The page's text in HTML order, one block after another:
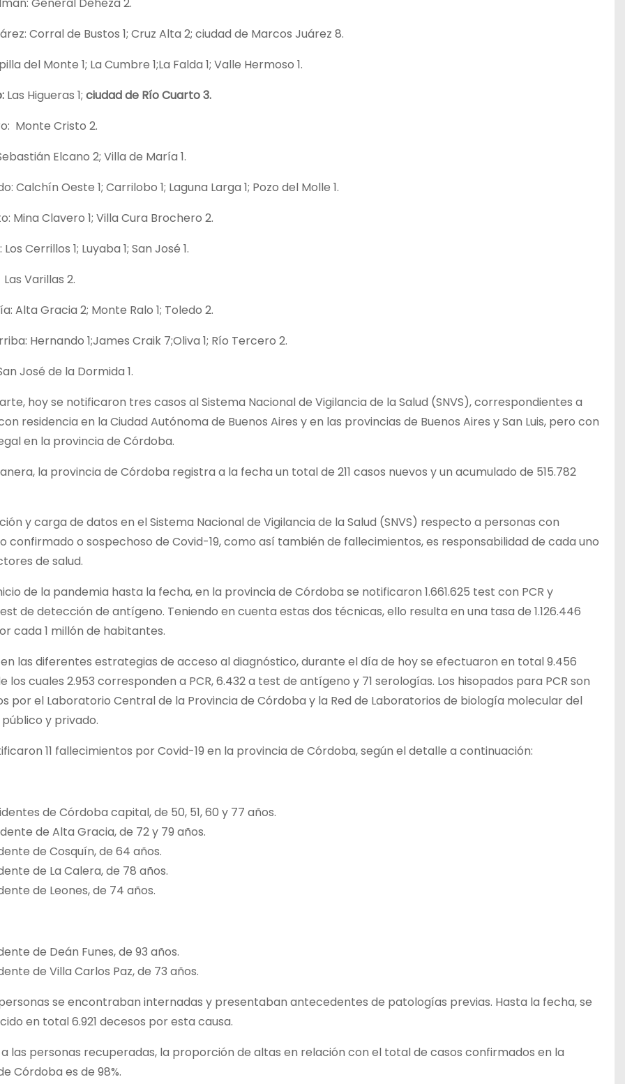
Corral de Bustos 1; Cruz Alta 2; ciudad de Marcos Juárez 8.
del Monte 1; La Cumbre 1;La Falda 1; Valle Hermoso 1.
Las Higueras 1; ciudad de Río Cuarto 3.
Monte Cristo 2.
Elcano 2; Villa de María 1.
Calchín Oeste 1; Carrilobo 1; Laguna Larga 1; Pozo del Molle 1.
Mina Clavero 1; Villa Cura Brochero 2.
Cerrillos 1; Luyaba 1; San José 1.
Varillas 2.
Alta Gracia 2; Monte Ralo 1; Toledo 2.
Hernando 1;James Craik 7;Oliva 1; Río Tercero 2.
José de la Dormida 1.
hoy se notificaron tres casos al Sistema Nacional de Vigilancia de la Salud (SNVS), correspondientes a
residencia en la Ciudad Autónoma de Buenos Aires y en las provincias de Buenos Aires y San Luis, pero con
en la provincia de Córdoba.
la provincia de Córdoba registra a la fecha un total de 211 casos nuevos y un acumulado de 515.782
y carga de datos en el Sistema Nacional de Vigilancia de la Salud (SNVS) respecto a personas con
confirmado o sospechoso de Covid-19, como así también de fallecimientos, es responsabilidad de cada uno
de salud.
de la pandemia hasta la fecha, en la provincia de Córdoba se notificaron 1.661.625 test con PCR y
de detección de antígeno. Teniendo en cuenta estas dos técnicas, ello resulta en una tasa de 1.126.446
cada 1 millón de habitantes.
las diferentes estrategias de acceso al diagnóstico, durante el día de hoy se efectuaron en total 9.456
los cuales 2.953 corresponden a PCR, 6.432 a test de antígeno y 71 serologías. Los hisopados para PCR son
por el Laboratorio Central de la Provincia de Córdoba y la Red de Laboratorios de biología molecular del
y privado.
11 fallecimientos por Covid-19 en la provincia de Córdoba, según el detalle a continuación:
de Córdoba capital, de 50, 51, 60 y 77 años.
de Alta Gracia, de 72 y 79 años.
de Cosquín, de 64 años.
de La Calera, de 78 años.
de Leones, de 74 años.
de Deán Funes, de 93 años.
de Villa Carlos Paz, de 73 años.
se encontraban internadas y presentaban antecedentes de patologías previas. Hasta la fecha, se
en total 6.921 decesos por esta causa.
las personas recuperadas, la proporción de altas en relación con el total de casos confirmados en la
Córdoba es de 98%.